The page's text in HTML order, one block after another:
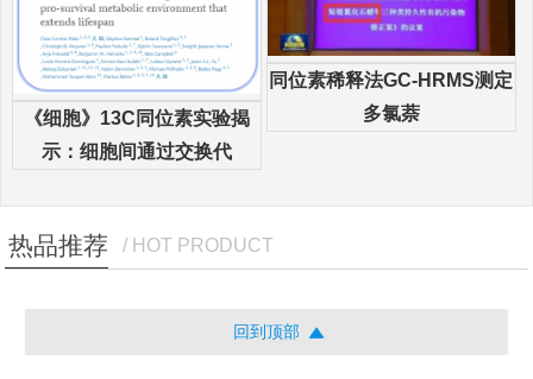
《细胞》13C同位素实验揭
示：细胞间通过交换代
同位素稀释法GC-HRMS测定
多氯萘
热品推荐 / HOT PRODUCT
回到顶部